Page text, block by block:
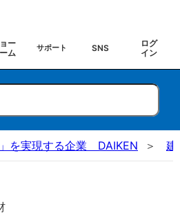
ー
ム
サポート SNS
ログ
イン
を実現する企業 DAIKEN 建